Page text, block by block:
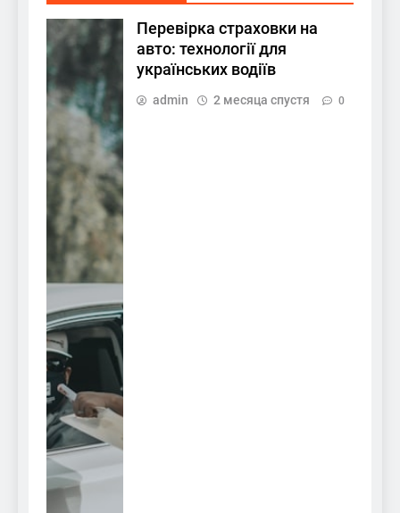
Перевірка страховки на
авто: технології для
українських водіїв
admin 2 месяца спустя 0